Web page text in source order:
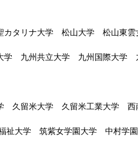
タリナ大学 松山大学 松山東雲
学 九州共立大学 九州国際大学
久留米大学 久留米工業大学 西
祉大学 筑紫女学園大学 中村学